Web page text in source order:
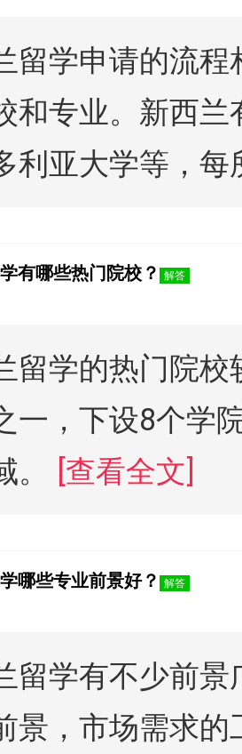
留学申请的流
和专业。新西
利亚大学等，
有哪些热门院校？ 解答
留学的热门院
一，下设8个学
[查看全文]
哪些专业前景好？ 解答
留学有不少前
景，市场需求